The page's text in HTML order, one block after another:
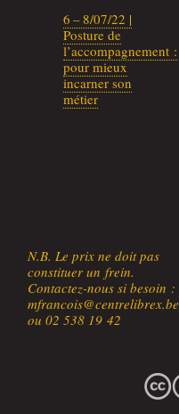
6 – 8/07/22 |
Pos­ture de
l’accompagnement :
pour mieux
incar­ner son
métier
N.B. Le prix ne doit pas
consti­tuer un frein.
Contac­tez-nous si besoin :
mfrancois@centrelibrex.be
ou 02 538 19 42